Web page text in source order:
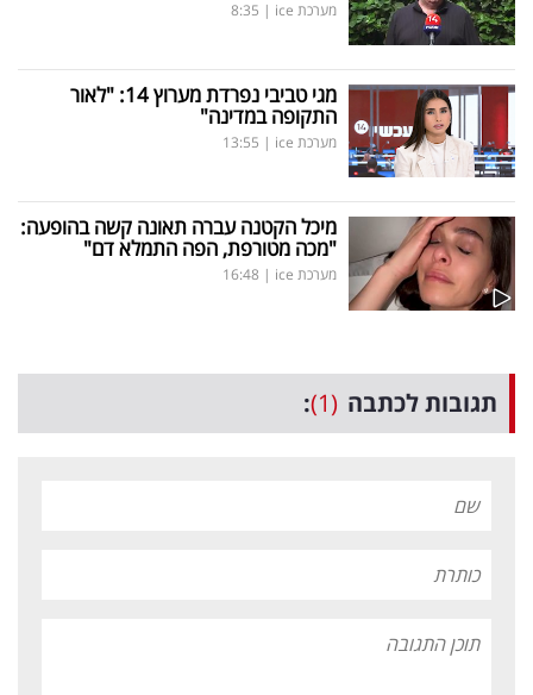
מערכת ice |
8:35
מגי טביבי נפרדת מערוץ 14: "לאור
התקופה במדינה"
מערכת ice |
13:55
מיכל הקטנה עברה תאונה קשה בהופעה:
"מכה מטורפת, הפה התמלא דם"
מערכת ice |
16:48
תגובות לכתבה (1)
: